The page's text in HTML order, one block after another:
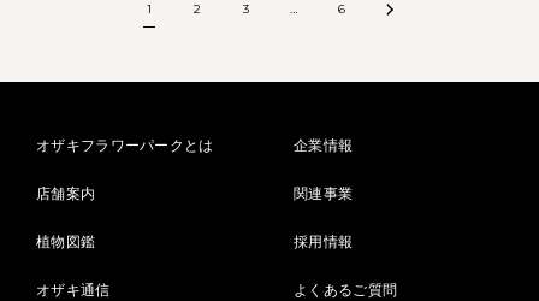
1 2 3 … 6
オザキフラワーパークとは
店舗案内
植物図鑑
オザキ通信
企業情報
関連事業
採用情報
よくあるご質問